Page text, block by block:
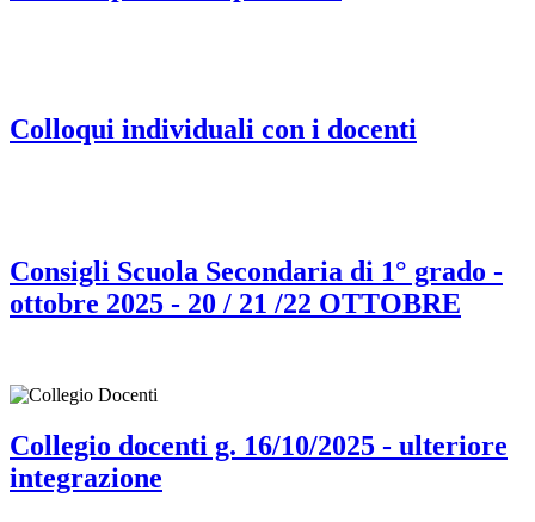
Colloqui individuali con i docenti
Consigli Scuola Secondaria di 1° grado -
ottobre 2025 - 20 / 21 /22 OTTOBRE
Collegio docenti g. 16/10/2025 - ulteriore
integrazione